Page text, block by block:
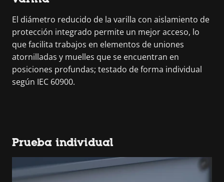
El diámetro reducido de la varilla con aislamiento de
protección integrado permite un mejor acceso, lo
que facilita trabajos en elementos de uniones
atornilladas y muelles que se encuentran en
posiciones profundas; testado de forma individual
según IEC 60900.
Prueba individual